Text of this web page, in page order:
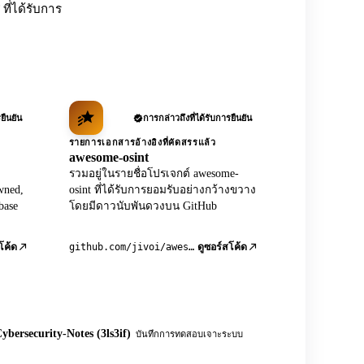
ที่ได้รับการ
นยัน
ค้ด
การกล่าวถึงที่ได้รับการยืนยัน
รายการเอกสารอ้างอิงที่คัดสรรแล้ว
awesome-osint
รวมอยู่ในรายชื่อโปรเจกต์ awesome-
osint ที่ได้รับการยอมรับอย่างกว้างขวาง
โดยมีดาวนับพันดวงบน GitHub
github.com/jivoi/awesome-osint ดูซอร์สโค้ด
Notes (3ls3if) บันทึกการทดสอบเจาะระบบ